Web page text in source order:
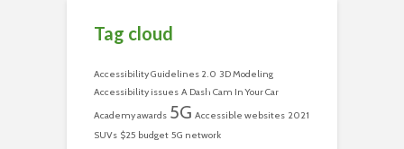
Tag cloud
Accessibility Guidelines 2.0 3D Modeling
Accessibility issues A Dash Cam In Your Car
Academy awards 5G Accessible websites 2021
SUVs $25 budget 5G network